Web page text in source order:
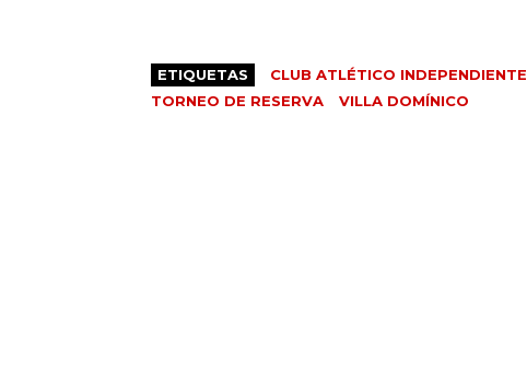
ETIQUETAS CLUB ATLÉTICO INDEPENDIENTE
TORNEO DE RESERVA
VILLA DOMÍNICO